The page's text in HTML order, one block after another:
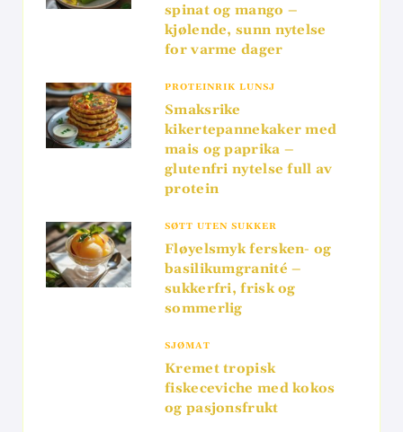
spinat og mango –
kjølende, sunn nytelse
for varme dager
PROTEINRIK LUNSJ
Smaksrike
kikertepannekaker med
mais og paprika –
glutenfri nytelse full av
protein
SØTT UTEN SUKKER
Fløyelsmyk fersken- og
basilikumgranité –
sukkerfri, frisk og
sommerlig
SJØMAT
Kremet tropisk
fiskeceviche med kokos
og pasjonsfrukt